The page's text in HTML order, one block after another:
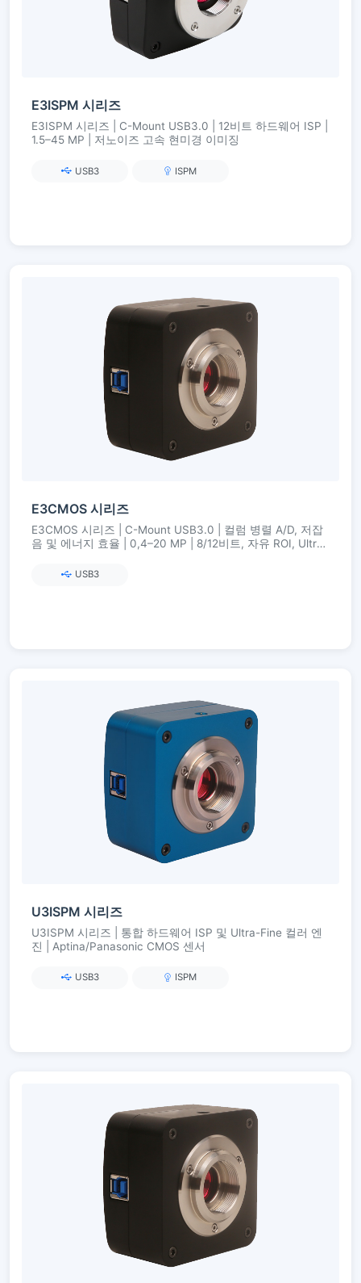
E3ISPM 시리즈
E3ISPM 시리즈 | C-Mount USB3.0 | 12비트 하드웨어 ISP |
1.5–45 MP | 저노이즈 고속 현미경 이미징
USB3 ISPM
E3CMOS 시리즈
E3CMOS 시리즈 | C-Mount USB3.0 | 컬럼 병렬 A/D, 저잡
음 및 에너지 효율 | 0,4–20 MP | 8/12비트, 자유 ROI, Ultra-
USB3
U3ISPM 시리즈
U3ISPM 시리즈 | 통합 하드웨어 ISP 및 Ultra-Fine 컬러 엔
진 | Aptina/Panasonic CMOS 센서
USB3 ISPM